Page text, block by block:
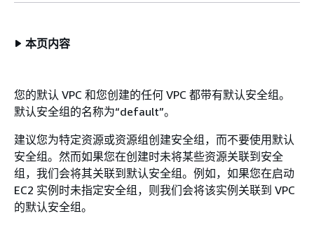
本页内容
您的默认 VPC 和您创建的任何 VPC 都带有默认安全组。
默认安全组的名称为“default”。
建议您为特定资源或资源组创建安全组，而不要使用默认
安全组。然而如果您在创建时未将某些资源关联到安全
组，我们会将其关联到默认安全组。例如，如果您在启动
EC2 实例时未指定安全组，则我们会将该实例关联到 VPC
的默认安全组。